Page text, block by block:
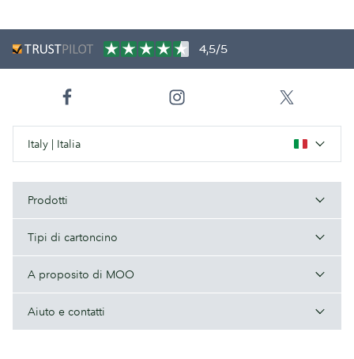
4,5/5
Italy | Italia
Prodotti
Tipi di cartoncino
A proposito di MOO
Aiuto e contatti